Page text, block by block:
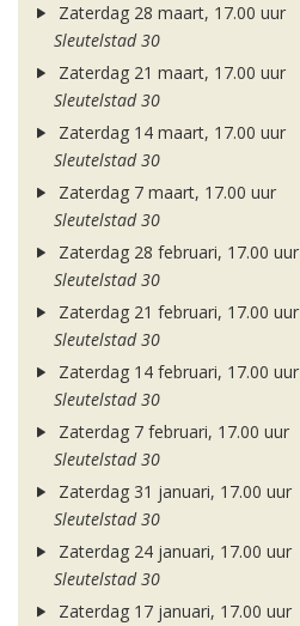
Zaterdag 28 maart, 17.00 uur
Sleutelstad 30
Zaterdag 21 maart, 17.00 uur
Sleutelstad 30
Zaterdag 14 maart, 17.00 uur
Sleutelstad 30
Zaterdag 7 maart, 17.00 uur
Sleutelstad 30
Zaterdag 28 februari, 17.00 uur
Sleutelstad 30
Zaterdag 21 februari, 17.00 uur
Sleutelstad 30
Zaterdag 14 februari, 17.00 uur
Sleutelstad 30
Zaterdag 7 februari, 17.00 uur
Sleutelstad 30
Zaterdag 31 januari, 17.00 uur
Sleutelstad 30
Zaterdag 24 januari, 17.00 uur
Sleutelstad 30
Zaterdag 17 januari, 17.00 uur